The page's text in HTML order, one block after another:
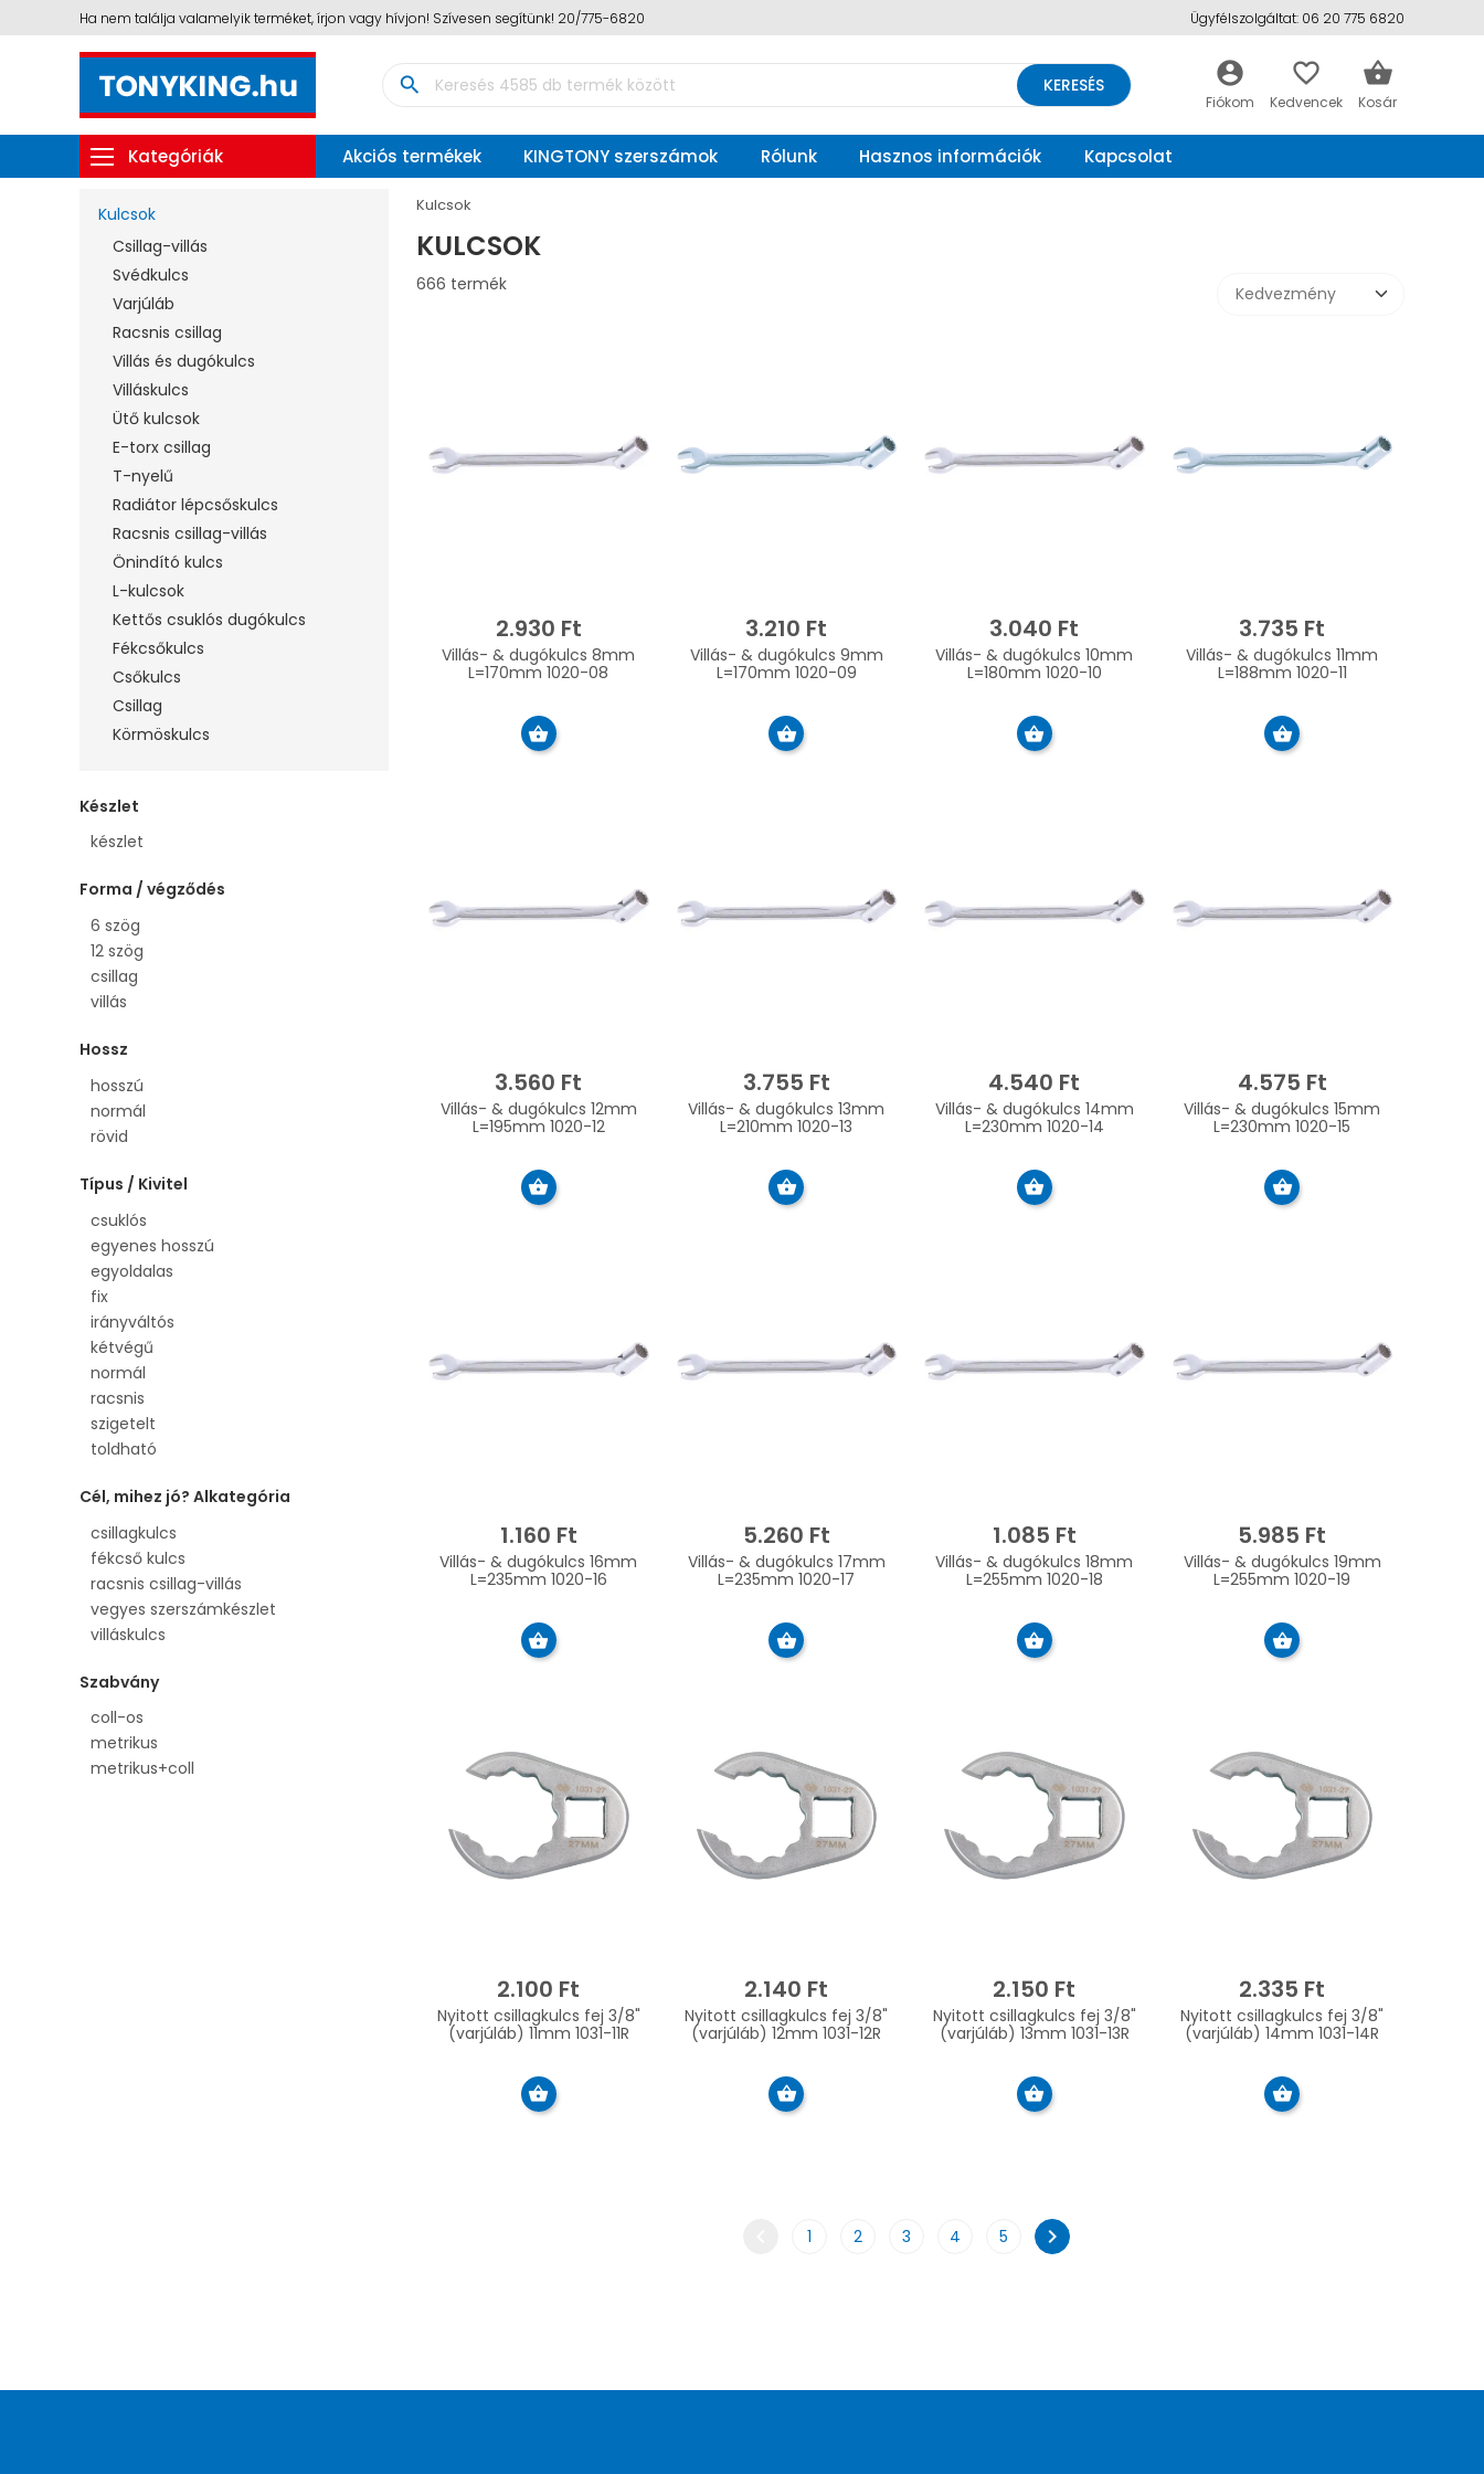
Ha nem találja valamelyik terméket, írjon vagy hívjon! Szívesen segítünk! 20/775-6820 Ügyfélszolgáltat: 06 20 775 6820
Kategóriák Akciós termékek KINGTONY szerszámok Rólunk Hasznos információk Kapcsolat
account_circle favorite_border shopping_basket
search KERESÉS
Kulcsok
Csillag-villás
Svédkulcs
Varjúláb
Racsnis csillag
Villás és dugókulcs
Villáskulcs
Ütő kulcsok
E-torx csillag
T-nyelű
Radiátor lépcsőskulcs
Racsnis csillag-villás
Önindító kulcs
L-kulcsok
Kettős csuklós dugókulcs
Fékcsőkulcs
Csőkulcs
Csillag
Körmöskulcs
Készlet
készlet
Forma / végződés
6 szög
12 szög
csillag
villás
Hossz
hosszú
normál
rövid
Típus / Kivitel
csuklós
egyenes hosszú
egyoldalas
fix
irányváltós
kétvégű
normál
racsnis
szigetelt
toldható
Cél, mihez jó? Alkategória
csillagkulcs
fékcső kulcs
racsnis csillag-villás
vegyes szerszámkészlet
villáskulcs
Szabvány
coll-os
metrikus
metrikus+coll
Kulcsok
KULCSOK
666 termék
2.930 Ft
Villás- & dugókulcs 8mm
L=170mm 1020-08
3.210 Ft
Villás- & dugókulcs 9mm
L=170mm 1020-09
3.040 Ft
Villás- & dugókulcs 10mm
L=180mm 1020-10
3.735 Ft
Villás- & dugókulcs 11mm
L=188mm 1020-11
3.560 Ft
Villás- & dugókulcs 12mm
L=195mm 1020-12
3.755 Ft
Villás- & dugókulcs 13mm
L=210mm 1020-13
4.540 Ft
Villás- & dugókulcs 14mm
L=230mm 1020-14
4.575 Ft
Villás- & dugókulcs 15mm
L=230mm 1020-15
1.160 Ft
Villás- & dugókulcs 16mm
L=235mm 1020-16
5.260 Ft
Villás- & dugókulcs 17mm
L=235mm 1020-17
1.085 Ft
Villás- & dugókulcs 18mm
L=255mm 1020-18
5.985 Ft
Villás- & dugókulcs 19mm
L=255mm 1020-19
2.100 Ft
Nyitott csillagkulcs fej 3/8"
(varjúláb) 11mm 1031-11R
2.140 Ft
Nyitott csillagkulcs fej 3/8"
(varjúláb) 12mm 1031-12R
2.150 Ft
Nyitott csillagkulcs fej 3/8"
(varjúláb) 13mm 1031-13R
2.335 Ft
Nyitott csillagkulcs fej 3/8"
(varjúláb) 14mm 1031-14R
1 2 3 4 5 chevron_right